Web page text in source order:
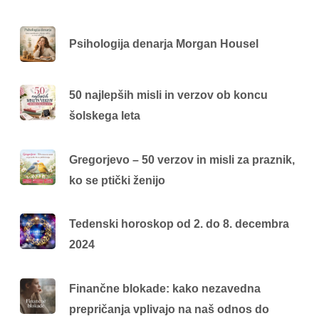
Psihologija denarja Morgan Housel
50 najlepših misli in verzov ob koncu
šolskega leta
Gregorjevo – 50 verzov in misli za praznik,
ko se ptički ženijo
Tedenski horoskop od 2. do 8. decembra
2024
Finančne blokade: kako nezavedna
prepričanja vplivajo na naš odnos do